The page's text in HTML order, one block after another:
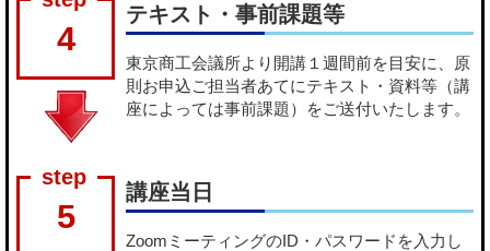
4
テキスト・事前課題等
東京商工会議所より開講１週間前を目安に、原
則お申込ご担当者あてにテキスト・資料等（講
座によっては事前課題）をご送付いたします。
5
講座当日
ZoomミーティングのID・パスワードを入力し